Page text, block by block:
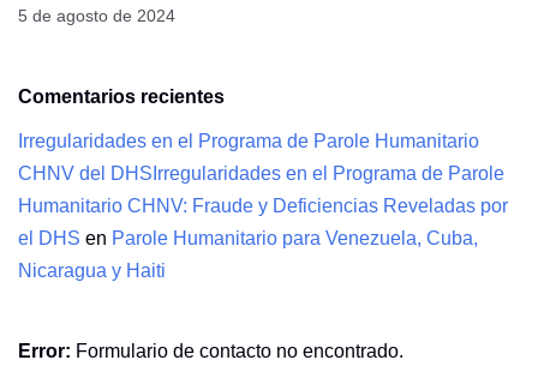
5 de agosto de 2024
Comentarios recientes
Irregularidades en el Programa de Parole Humanitario
CHNV del DHSIrregularidades en el Programa de Parole
Humanitario CHNV: Fraude y Deficiencias Reveladas por
el DHS en Parole Humanitario para Venezuela, Cuba,
Nicaragua y Haiti
Error: Formulario de contacto no encontrado.